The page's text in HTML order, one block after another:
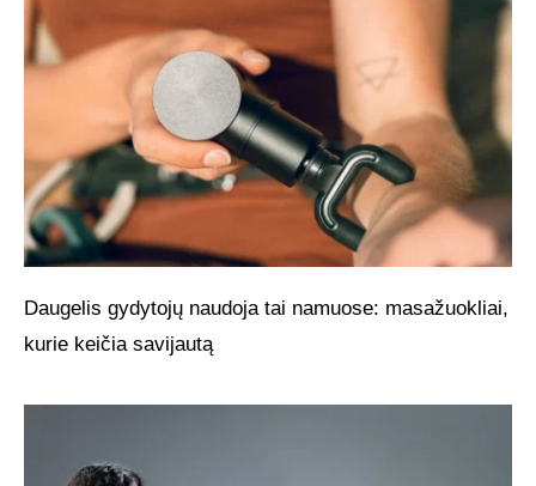
Daugelis gydytojų naudoja tai namuose: masažuokliai,
kurie keičia savijautą